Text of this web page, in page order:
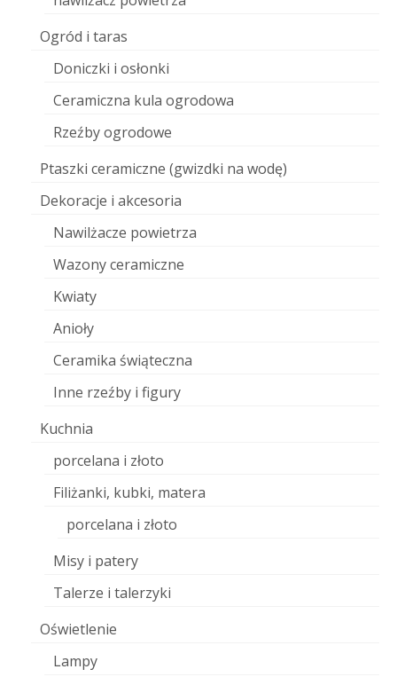
Ogród i taras
Doniczki i osłonki
Ceramiczna kula ogrodowa
Rzeźby ogrodowe
Ptaszki ceramiczne (gwizdki na wodę)
Dekoracje i akcesoria
Nawilżacze powietrza
Wazony ceramiczne
Kwiaty
Anioły
Ceramika świąteczna
Inne rzeźby i figury
Kuchnia
porcelana i złoto
Filiżanki, kubki, matera
porcelana i złoto
Misy i patery
Talerze i talerzyki
Oświetlenie
Lampy